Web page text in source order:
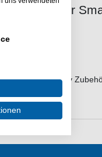
Holder
sparen. Berkley